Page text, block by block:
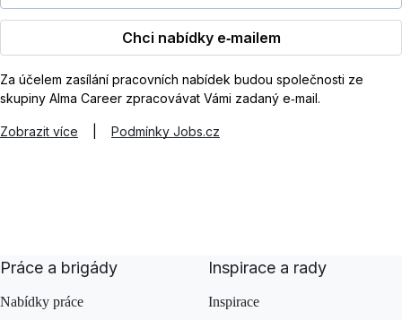
Chci nabídky e‑mailem
Za účelem zasílání pracovních nabídek budou společnosti ze
skupiny Alma Career zpracovávat Vámi zadaný e‑mail.
Zobrazit více Podmínky Jobs.cz
Práce a brigády
Nabídky práce
Inspirace a rady
Inspirace